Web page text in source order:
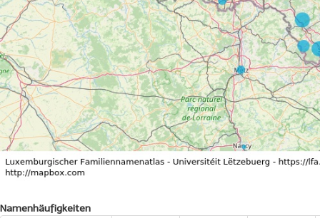
Namenhäufigkeiten